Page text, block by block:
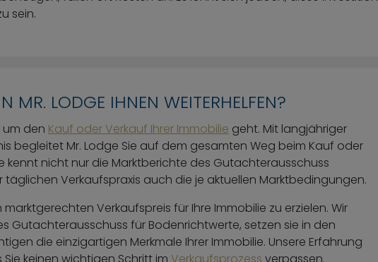
sein.
MR. LODGE IHNEN WEITERHELFEN?
um den Kauf oder Verkauf Ihrer Immobilie geht. Mit langjähriger
begleitet Mr. Lodge Sie auf dem gesamten Weg beim Kauf oder
kennt nicht nur die Marktberichte des Gutachterausschuss
Verkaufspraxis auch die je aktuellen Marktbedingungen.
Verkaufspreis für Ihre Immobilie zu erzielen. Wir
Gutachterausschuss für Bodenrichtwerte, setzen sie in den
die einzigartigen Merkmale Ihrer Immobilie. Unsere Erfahrung